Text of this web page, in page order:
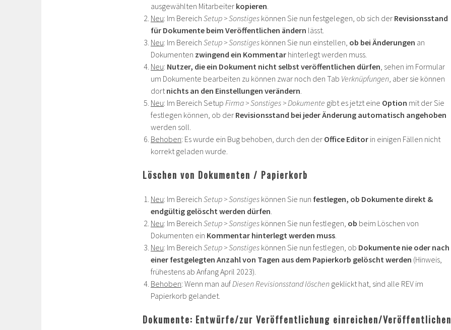
ausgewählten Mitarbeiter kopieren
Neu: Im Bereich Setup > Sonstiges können Sie nun festgelegen, ob sich der Revisionsstand
für Dokumente beim Veröffentlichen ändern lässt.
Neu: Im Bereich Setup > Sonstiges können Sie nun einstellen, ob bei Änderungen an
Dokumenten zwingend ein Kommentar hinterlegt werden muss.
Neu: Nutzer, die ein Dokument nicht selbst veröffentlichen dürfen , sehen im Formular
um Dokumente bearbeiten zu können zwar noch den Tab Verknüpfungen , aber sie können
dort nichts an den Einstellungen verändern
Neu: Im Bereich Setup Firma > Sonstiges > Dokumente gibt es jetzt eine Option mit der Sie
festlegen können, ob der Revisionsstand bei jeder Änderung automatisch angehoben
werden soll.
Behoben: Es wurde ein Bug behoben, durch den der Office Editor in einigen Fällen nicht
korrekt geladen wurde.
Löschen von Dokumenten / Papierkorb
Neu: Im Bereich Setup > Sonstiges können Sie nun festlegen, ob Dokumente direkt &
endgültig gelöscht werden dürfen
Neu: Im Bereich Setup > Sonstiges können Sie nun festlegen, ob beim Löschen von
Dokumenten ein Kommentar hinterlegt werden muss
Neu: Im Bereich Setup > Sonstiges können Sie nun festlegen, ob Dokumente nie oder nach
einer festgelegten Anzahl von Tagen aus dem Papierkorb gelöscht werden (Hinweis,
frühestens ab Anfang April 2023).
Behoben: Wenn man auf Diesen Revisionsstand löschen geklickt hat, sind alle REV im
Papierkorb gelandet.
Dokumente: Entwürfe/zur Veröffentlichung einreichen/Veröffentlichen